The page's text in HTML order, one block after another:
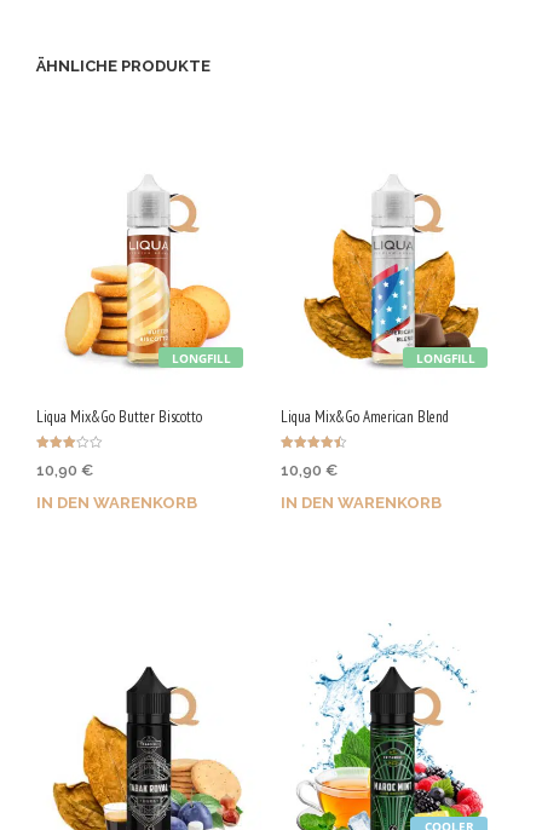
ÄHNLICHE PRODUKTE
LONGFILL
Liqua Mix&Go Butter Biscotto
t mit
von 5
10,90 €
IN DEN WARENKORB
LONGFILL
Liqua Mix&Go American Blend
mit
von 5
10,90 €
IN DEN WARENKORB